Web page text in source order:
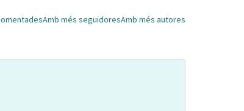
Amb més seguidoresAmb més autores